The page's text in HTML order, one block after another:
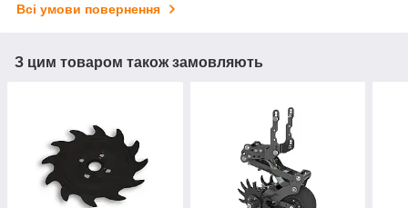
Всі умови повернення
З цим товаром також замовляють